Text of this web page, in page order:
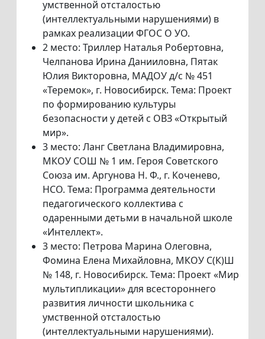
умственной отсталостью
(интеллектуальными нарушениями) в
рамках реализации ФГОС О УО.
2 место: Триллер Наталья Робертовна,
Челпанова Ирина Данииловна, Пятак
Юлия Викторовна, МАДОУ д/с № 451
«Теремок», г. Новосибирск. Тема: Проект
по формированию культуры
безопасности у детей с ОВЗ «Открытый
мир».
3 место: Ланг Светлана Владимировна,
МКОУ СОШ № 1 им. Героя Советского
Союза им. Аргунова Н. Ф., г. Коченево,
НСО. Тема: Программа деятельности
педагогического коллектива с
одаренными детьми в начальной школе
«Интеллект».
3 место: Петрова Марина Олеговна,
Фомина Елена Михайловна, МКОУ С(К)Ш
№ 148, г. Новосибирск. Тема: Проект «Мир
мультипликации» для всестороннего
развития личности школьника с
умственной отсталостью
(интеллектуальными нарушениями).